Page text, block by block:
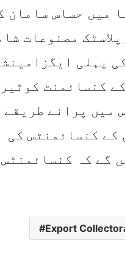
میں حساس سامان
مصنوعات
پہلی
کنسائمنٹ
میں پرانے طریقے
کے کنسائمنٹس کی
گے کہ
Export